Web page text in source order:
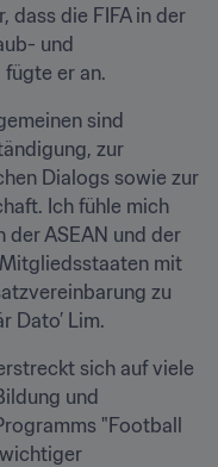
dass die FIFA in der
und
er an.
sind
zur
Dialogs sowie zur
Ich fühle mich
ASEAN und der
Mitgliedsstaaten mit
zu
Dato’ Lim.
sich auf viele
und
"Football